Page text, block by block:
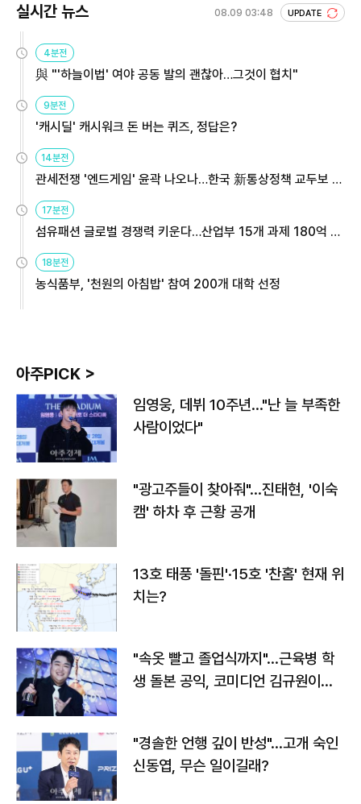
실시간 뉴스 08.09 03:48 UPDATE
4분전
與 "'하늘이법' 여야 공동 발의 괜찮아…그것이 협치"
9분전
'캐시딜' 캐시워크 돈 버는 퀴즈, 정답은?
14분전
관세전쟁 '엔드게임' 윤곽 나오나…한국 新통상정책 교두보 활
용해야
17분전
섬유패션 글로벌 경쟁력 키운다…산업부 15개 과제 180억 지
원
18분전
농식품부, '천원의 아침밥' 참여 200개 대학 선정
아주PICK >
임영웅, 데뷔 10주년…"난 늘 부족한
사람이었다"
"광고주들이 찾아줘"…진태현, '이숙
캠' 하차 후 근황 공개
13호 태풍 '돌핀'·15호 '찬홈' 현재 위
치는?
"속옷 빨고 졸업식까지"…근육병 학
생 돌본 공익, 코미디언 김규원이었
"경솔한 언행 깊이 반성"…고개 숙인
신동엽, 무슨 일이길래?